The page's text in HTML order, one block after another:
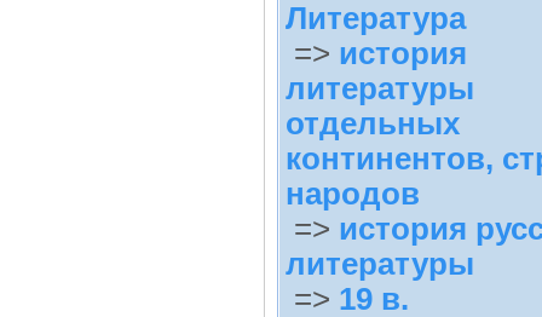
Литература
=> история
литературы
отдельных
континентов,
народов
=> история
литературы
=> 19 в.